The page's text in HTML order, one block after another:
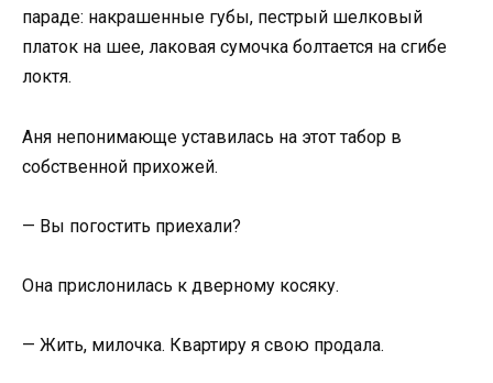
параде: накрашенные губы, пестрый шелковый
платок на шее, лаковая сумочка болтается на сгибе
локтя.
Аня непонимающе уставилась на этот табор в
собственной прихожей.
— Вы погостить приехали?
Она прислонилась к дверному косяку.
— Жить, милочка. Квартиру я свою продала.